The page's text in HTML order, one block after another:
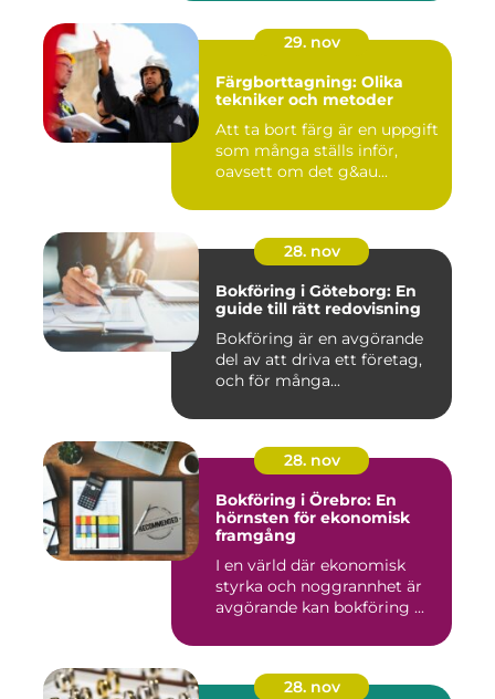
29. nov
Färgborttagning: Olika
tekniker och metoder
Att ta bort färg är en uppgift
som många ställs inför,
oavsett om det g&au...
28. nov
Bokföring i Göteborg: En
guide till rätt redovisning
Bokföring är en avgörande
del av att driva ett företag,
och för många...
28. nov
Bokföring i Örebro: En
hörnsten för ekonomisk
framgång
I en värld där ekonomisk
styrka och noggrannhet är
avgörande kan bokföring ...
28. nov